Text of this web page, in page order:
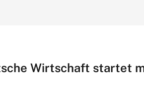
Wirtschaft startet